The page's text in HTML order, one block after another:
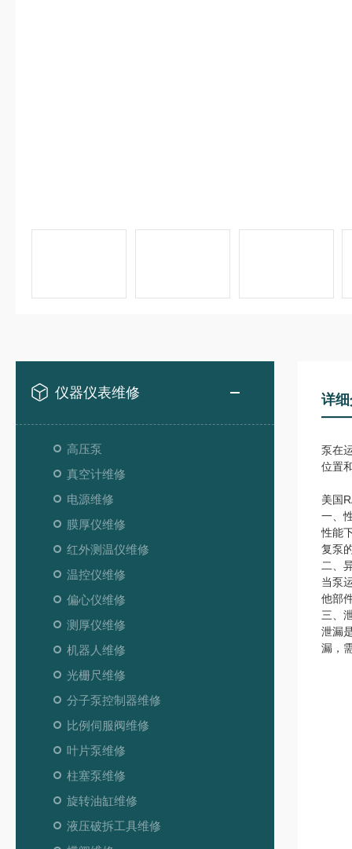
仪器仪表维修
高压泵
真空计维修
电源维修
膜厚仪维修
红外测温仪维修
温控仪维修
偏心仪维修
测厚仪维修
机器人维修
光栅尺维修
分子泵控制器维修
比例伺服阀维修
叶片泵维修
柱塞泵维修
旋转油缸维修
液压破拆工具维修
详
泵在
位置
美国
一、
性能
复泵
二、
当泵
他部
三、
泄漏
漏，